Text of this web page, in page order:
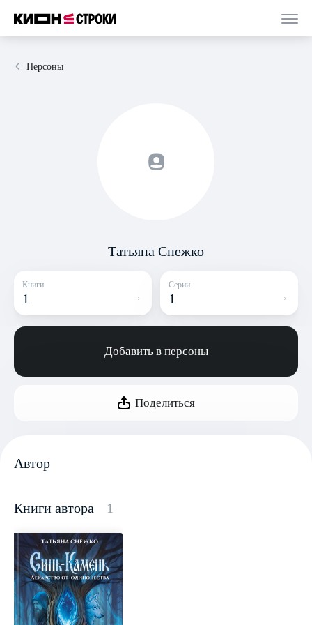
Персоны
Татьяна Снежко
Книги
1
Серии
1
Добавить в персоны
Поделиться
Автор
Книги автора 1